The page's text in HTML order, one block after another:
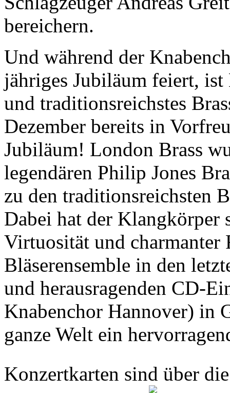
bereichern.
Und während der
jähriges Jubiläum feiert, ist
und traditionsreichstes
Dezember bereits in
Jubiläum! London Brass
legendären Philip Jones
zu den traditionsreichsten
Dabei hat der Klangkörper
Virtuosität und charmanter
Bläserensemble in den
und herausragenden CD-
Knabenchor Hannover) in
ganze Welt ein
Konzertkarten sind über